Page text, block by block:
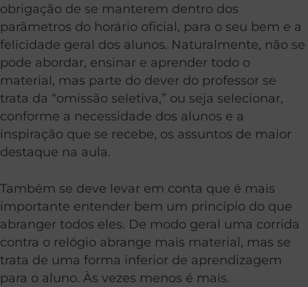
obrigação de se manterem dentro dos
parâmetros do horário oficial, para o seu bem e a
felicidade geral dos alunos. Naturalmente, não se
pode abordar, ensinar e aprender todo o
material, mas parte do dever do professor se
trata da “omissão seletiva,” ou seja selecionar,
conforme a necessidade dos alunos e a
inspiração que se recebe, os assuntos de maior
destaque na aula.
Também se deve levar em conta que é mais
importante entender bem um princípio do que
abranger todos eles. De modo geral uma corrida
contra o relógio abrange mais material, mas se
trata de uma forma inferior de aprendizagem
para o aluno. Às vezes menos é mais.